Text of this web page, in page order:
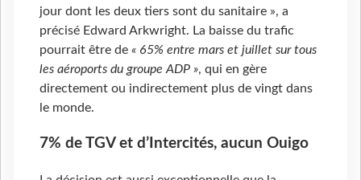
jour dont les deux tiers sont du sanitaire », a
précisé Edward Arkwright. La baisse du trafic
pourrait être de « 65% entre mars et juillet sur tous
les aéroports du groupe ADP », qui en gère
directement ou indirectement plus de vingt dans
le monde.
7% de TGV et d’Intercités, aucun Ouigo